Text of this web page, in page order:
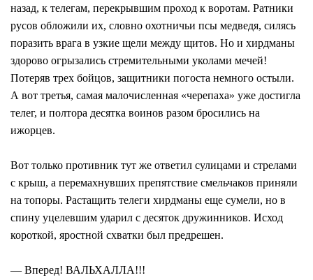
назад, к телегам, перекрывшим проход к воротам. Ратники
русов обложили их, словно охотничьи псы медведя, силясь
поразить врага в узкие щели между щитов. Но и хирдманы
здорово огрызались стремительными уколами мечей!
Потеряв трех бойцов, защитники погоста немного остыли.
А вот третья, самая малочисленная «черепаха» уже достигла
телег, и полтора десятка воинов разом бросились на
ижорцев.
Вот только противник тут же ответил сулицами и стрелами
с крыш, а перемахнувших препятствие смельчаков приняли
на топоры. Растащить телеги хирдманы еще сумели, но в
спину уцелевшим ударил с десяток дружинников. Исход
короткой, яростной схватки был предрешен.
— Вперед! ВАЛЬХАЛЛА!!!